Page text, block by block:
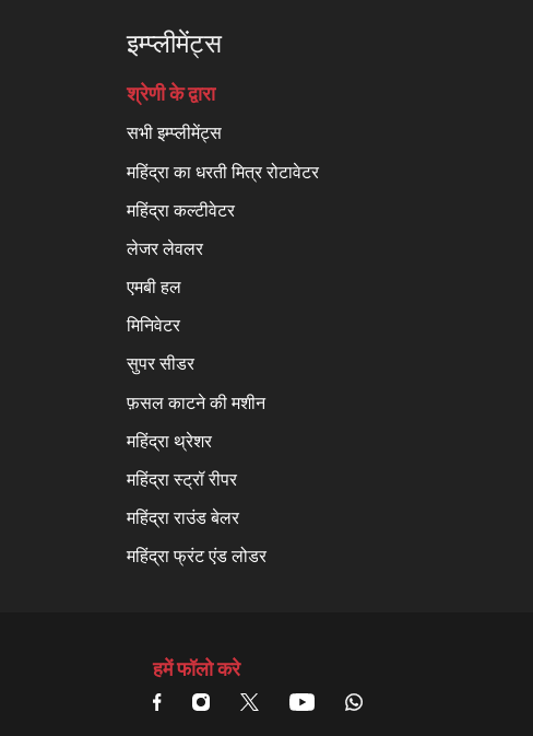
इम्प्लीमेंट्स
श्रेणी के द्वारा
सभी इम्प्लीमेंट्स
महिंद्रा का धरती मित्र रोटावेटर
महिंद्रा कल्टीवेटर
लेजर लेवलर
एमबी हल
मिनिवेटर
सुपर सीडर
फ़सल काटने की मशीन
महिंद्रा थ्रेशर
महिंद्रा स्ट्रॉ रीपर
महिंद्रा राउंड बेलर
महिंद्रा फ्रंट एंड लोडर
हमें फॉलो करे